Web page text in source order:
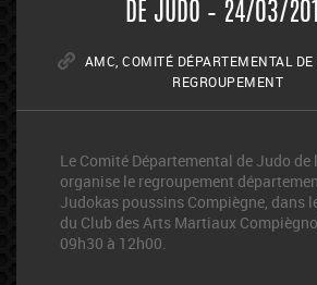
DE JUDO – 24/03/
AMC COMITÉ DÉPARTEMENTAL DE
REGROUPEMENT
Le Comité Départemental de Judo de
organise le regroupement
Judokas poussins Compiègne, dans
du Club des Arts Martiaux
09h30 à 12h00.